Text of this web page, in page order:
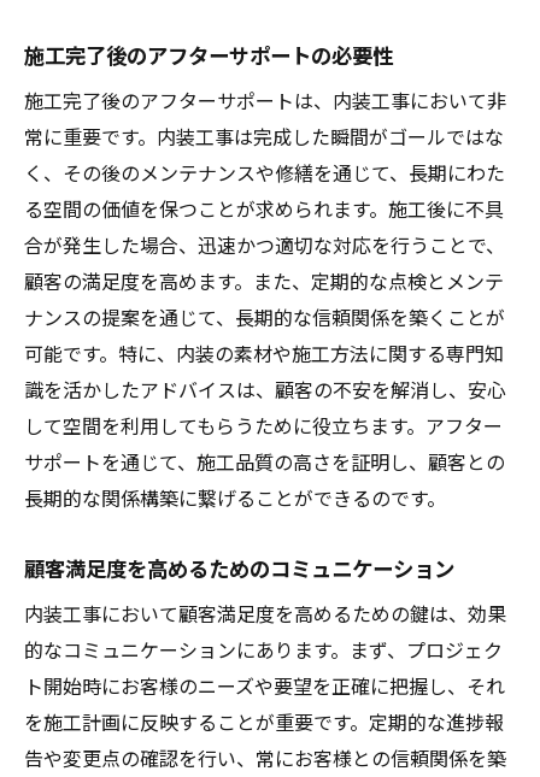
施工完了後のアフターサポートの必要性
施工完了後のアフターサポートは、内装工事において非
常に重要です。内装工事は完成した瞬間がゴールではな
く、その後のメンテナンスや修繕を通じて、長期にわた
る空間の価値を保つことが求められます。施工後に不具
合が発生した場合、迅速かつ適切な対応を行うことで、
顧客の満足度を高めます。また、定期的な点検とメンテ
ナンスの提案を通じて、長期的な信頼関係を築くことが
可能です。特に、内装の素材や施工方法に関する専門知
識を活かしたアドバイスは、顧客の不安を解消し、安心
して空間を利用してもらうために役立ちます。アフター
サポートを通じて、施工品質の高さを証明し、顧客との
長期的な関係構築に繋げることができるのです。
顧客満足度を高めるためのコミュニケーション
内装工事において顧客満足度を高めるための鍵は、効果
的なコミュニケーションにあります。まず、プロジェク
ト開始時にお客様のニーズや要望を正確に把握し、それ
を施工計画に反映することが重要です。定期的な進捗報
告や変更点の確認を行い、常にお客様との信頼関係を築